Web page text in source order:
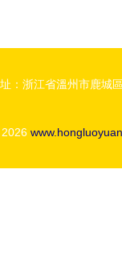
：浙江省溫州市鹿城